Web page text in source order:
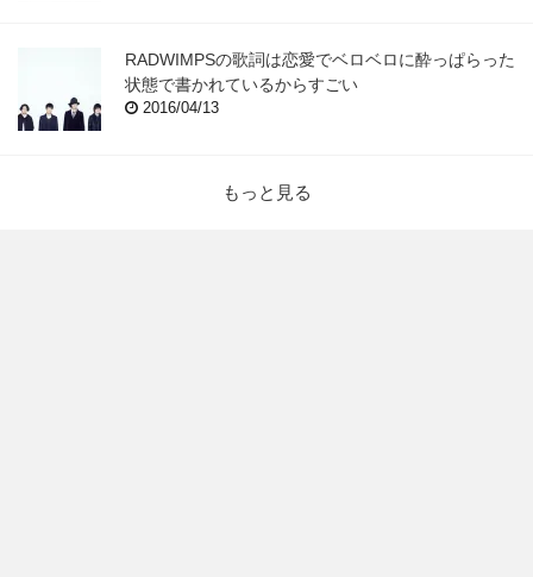
RADWIMPSの歌詞は恋愛でベロベロに酔っぱらった
状態で書かれているからすごい
2016/04/13
もっと見る